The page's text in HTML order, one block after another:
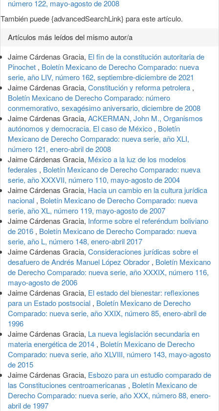
número 122, mayo-agosto de 2008
También puede {advancedSearchLink} para este artículo.
Artículos más leídos del mismo autor/a
Jaime Cárdenas Gracia, El fin de la constitución autoritaria de
Pinochet , Boletín Mexicano de Derecho Comparado: nueva
serie, año LIV, número 162, septiembre-diciembre de 2021
Jaime Cárdenas Gracia, Constitución y reforma petrolera ,
Boletín Mexicano de Derecho Comparado: número
conmemorativo, sexagésimo aniversario, diciembre de 2008
Jaime Cárdenas Gracia, ACKERMAN, John M., Organismos
autónomos y democracia. El caso de México , Boletín
Mexicano de Derecho Comparado: nueva serie, año XLI,
número 121, enero-abril de 2008
Jaime Cárdenas Gracia, México a la luz de los modelos
federales , Boletín Mexicano de Derecho Comparado: nueva
serie, año XXXVII, número 110, mayo-agosto de 2004
Jaime Cárdenas Gracia, Hacia un cambio en la cultura jurídica
nacional , Boletín Mexicano de Derecho Comparado: nueva
serie, año XL, número 119, mayo-agosto de 2007
Jaime Cárdenas Gracia, Informe sobre el referéndum boliviano
de 2016 , Boletín Mexicano de Derecho Comparado: nueva
serie, año L, número 148, enero-abril 2017
Jaime Cárdenas Gracia, Consideraciones jurídicas sobre el
desafuero de Andrés Manuel López Obrador , Boletín Mexicano
de Derecho Comparado: nueva serie, año XXXIX, número 116,
mayo-agosto de 2006
Jaime Cárdenas Gracia, El estado del bienestar: reflexiones
para un Estado postsocial , Boletín Mexicano de Derecho
Comparado: nueva serie, año XXIX, número 85, enero-abril de
1996
Jaime Cárdenas Gracia, La nueva legislación secundaria en
materia energética de 2014 , Boletín Mexicano de Derecho
Comparado: nueva serie, año XLVIII, número 143, mayo-agosto
de 2015
Jaime Cárdenas Gracia, Esbozo para un estudio comparado de
las Constituciones centroamericanas , Boletín Mexicano de
Derecho Comparado: nueva serie, año XXX, número 88, enero-
abril de 1997